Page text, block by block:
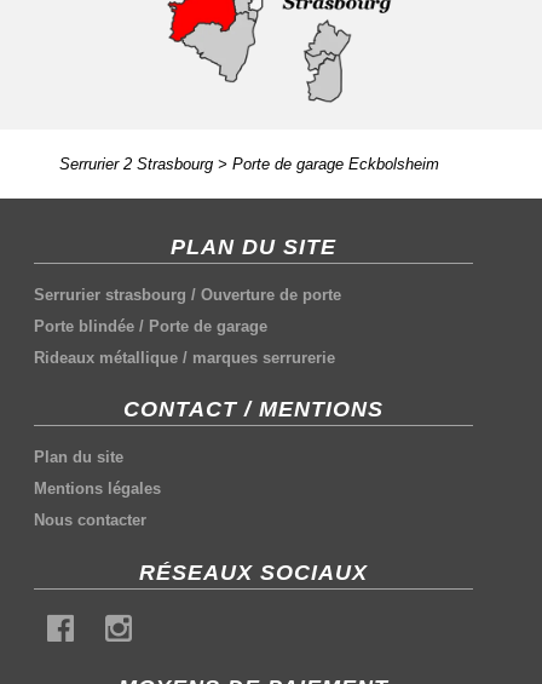
Serrurier 2 Strasbourg> Porte de garage Eckbolsheim
PLAN DU SITE
Serrurier strasbourg /Ouverture de porte
Porte blindée / Porte de garage
Rideaux métallique / marques serrurerie
CONTACT / MENTIONS
Plan du site
Mentions légales
Nous contacter
RÉSEAUX SOCIAUX